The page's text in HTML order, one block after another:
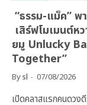
“ธรรม-แม็ค” พ
เสิร์ฟโมเมนต์ห
ยมู Unlucky
Together”
Bysl 07/08/2026
เปิดคลาสแรกคนดวง